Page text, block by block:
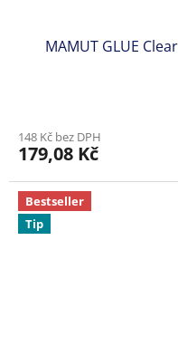
MAMUT GLUE
148 Kč bez DPH
179,08 Kč
Bestseller
Tip